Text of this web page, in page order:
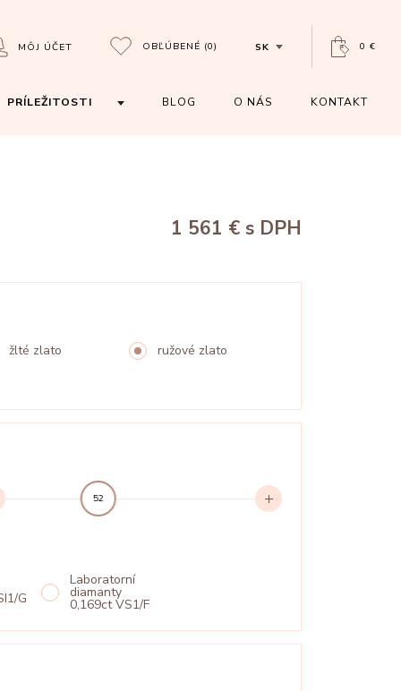
MÔJ ÚČET OBĽÚBENÉ (0) SK 0 €
PRÍLEŽITOSTI BLOG O NÁS KONTAKT
1 561 € s DPH
žlté zlato ružové zlato
52
G
Laboratorní
diamanty
0,169ct VS1/F